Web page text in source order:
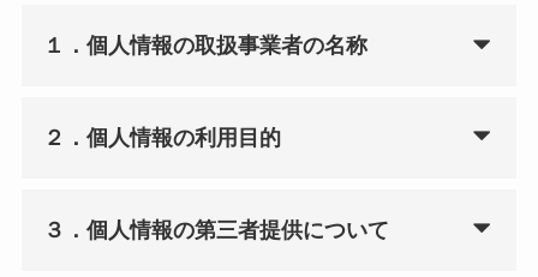
１．個人情報の取扱事業者の名称
２．個人情報の利用目的
３．個人情報の第三者提供について